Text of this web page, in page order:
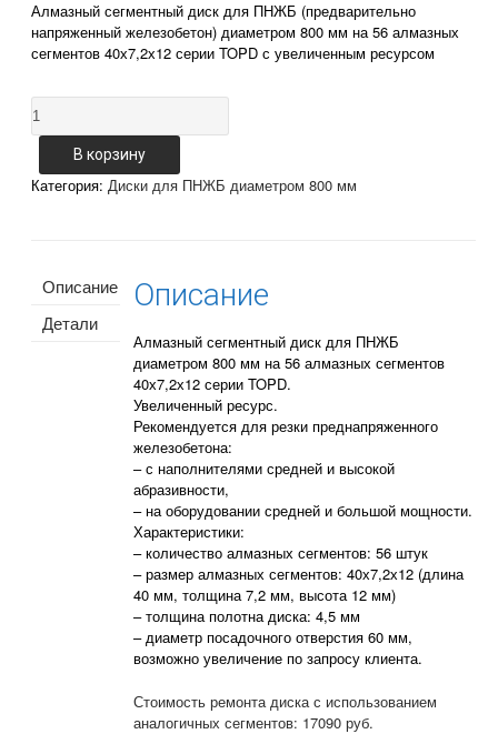
Алмазный сегментный диск для ПНЖБ (предварительно
напряженный железобетон) диаметром 800 мм на 56 алмазных
сегментов 40х7,2х12 серии TOPD с увеличенным ресурсом
Количество
Диск
ПНЖБ
800-
(жесткий
сегмент)
В корзину
Категория:Диски для ПНЖБ диаметром 800 мм
Описание
Детали
Описание
Алмазный сегментный диск для ПНЖБ
диаметром 800 мм на 56 алмазных сегментов
40х7,2х12 серии TOPD.
Увеличенный ресурс.
Рекомендуется для резки преднапряженного
железобетона:
– с наполнителями средней и высокой
абразивности,
– на оборудовании средней и большой мощности.
Характеристики:
– количество алмазных сегментов: 56 штук
– размер алмазных сегментов: 40х7,2х12 (длина
40 мм, толщина 7,2 мм, высота 12 мм)
– толщина полотна диска: 4,5 мм
– диаметр посадочного отверстия 60 мм,
возможно увеличение по запросу клиента.
Стоимость ремонта диска с использованием
аналогичных сегментов: 17090 руб.